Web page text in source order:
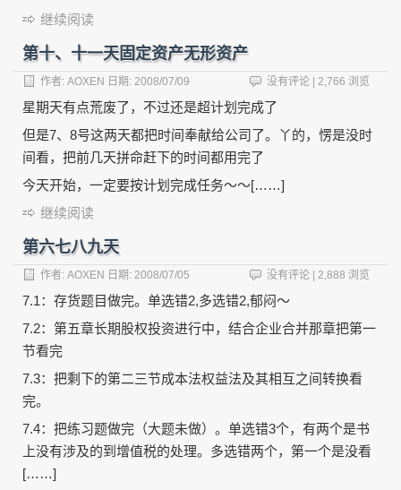
继续阅读
第十、十一天固定资产无形资产
作者: AOXEN 日期: 2008/07/09 没有评论 | 2,766 浏览
星期天有点荒废了，不过还是超计划完成了
但是7、8号这两天都把时间奉献给公司了。丫的，愣是没时
间看，把前几天拼命赶下的时间都用完了
今天开始，一定要按计划完成任务～～[……]
继续阅读
第六七八九天
作者: AOXEN 日期: 2008/07/05 没有评论 | 2,888 浏览
7.1：存货题目做完。单选错2,多选错2,郁闷～
7.2：第五章长期股权投资进行中，结合企业合并那章把第一
节看完
7.3：把剩下的第二三节成本法权益法及其相互之间转换看
完。
7.4：把练习题做完（大题未做）。单选错3个，有两个是书
上没有涉及的到增值税的处理。多选错两个，第一个是没看
[……]